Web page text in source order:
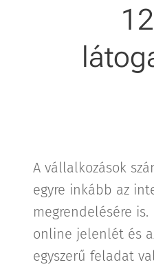
A vállalkozások
egyre inkább az
megrendelésére
online jelenlét és
egyszerű feladat